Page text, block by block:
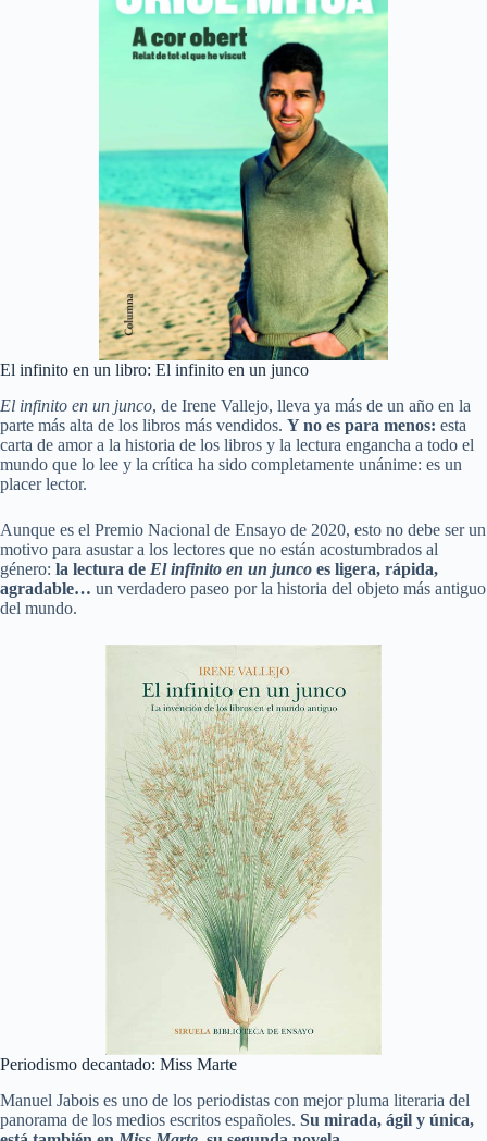
El infinito en un libro: El infinito en un junco
El infinito en un junco, de Irene Vallejo, lleva ya más de un año en la
parte más alta de los libros más vendidos. Y no es para menos: esta
carta de amor a la historia de los libros y la lectura engancha a todo el
mundo que lo lee y la crítica ha sido completamente unánime: es un
placer lector.
Aunque es el Premio Nacional de Ensayo de 2020, esto no debe ser un
motivo para asustar a los lectores que no están acostumbrados al
género: la lectura de El infinito en un junco es ligera, rápida,
agradable… un verdadero paseo por la historia del objeto más antiguo
del mundo.
Periodismo decantado: Miss Marte
Manuel Jabois es uno de los periodistas con mejor pluma literaria del
panorama de los medios escritos españoles. Su mirada, ágil y única,